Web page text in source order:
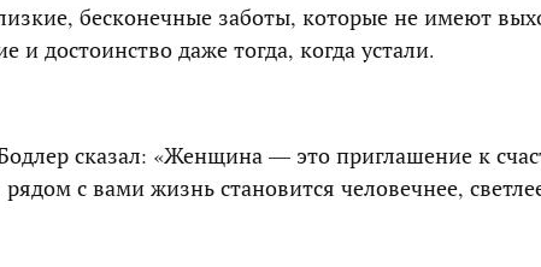
бесконечные заботы, которые не имеют
и достоинство даже тогда, когда устали.
сказал: «Женщина — это приглашение к
рядом с вами жизнь становится человечнее,